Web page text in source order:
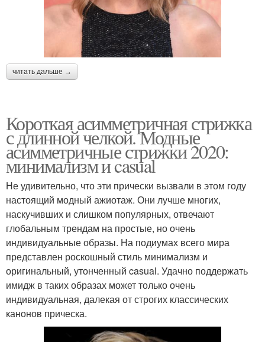
читать дальше →
Короткая асимметричная стрижка
с длинной челкой. Модные
асимметричные стрижки 2020:
минимализм и casual
Не удивительно, что эти прически вызвали в этом году
настоящий модный ажиотаж. Они лучше многих,
наскучивших и слишком популярных, отвечают
глобальным трендам на простые, но очень
индивидуальные образы. На подиумах всего мира
представлен роскошный стиль минимализм и
оригинальный, утонченный casual. Удачно поддержать
имидж в таких образах может только очень
индивидуальная, далекая от строгих классических
канонов прическа.